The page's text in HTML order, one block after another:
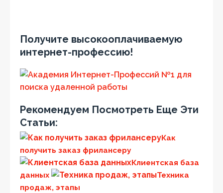
Получите высокооплачиваемую
интернет-профессию!
Рекомендуем Посмотреть Еще Эти
Статьи:
Как
получить заказ фрилансеру
Клиентская база
данных
Техника
продаж, этапы